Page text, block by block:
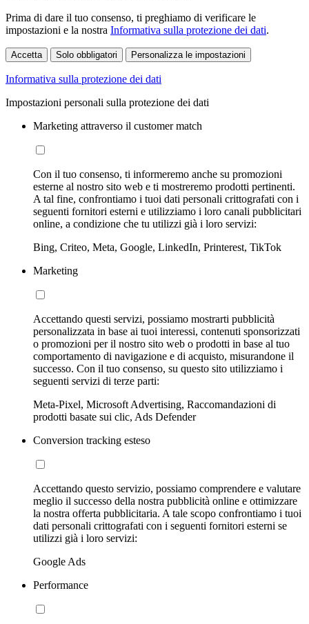
Prima di dare il tuo consenso, ti preghiamo di verificare le
impostazioni e la nostra Informativa sulla protezione dei dati.
Accetta Solo obbligatori Personalizza le impostazioni
Informativa sulla protezione dei dati
Impostazioni personali sulla protezione dei dati
Marketing attraverso il customer match
Con il tuo consenso, ti informeremo anche su promozioni
esterne al nostro sito web e ti mostreremo prodotti pertinenti.
A tal fine, confrontiamo i tuoi dati personali crittografati con i
seguenti fornitori esterni e utilizziamo i loro canali pubblicitari
online, a condizione che tu utilizzi già i loro servizi:
Bing, Criteo, Meta, Google, LinkedIn, Printerest, TikTok
Marketing
Accettando questi servizi, possiamo mostrarti pubblicità
personalizzata in base ai tuoi interessi, contenuti sponsorizzati
o promozioni per il nostro sito web o prodotti in base al tuo
comportamento di navigazione e di acquisto, misurandone il
successo. Con il tuo consenso, su questo sito utilizziamo i
seguenti servizi di terze parti:
Meta-Pixel, Microsoft Advertising, Raccomandazioni di
prodotti basate sui clic, Ads Defender
Conversion tracking esteso
Accettando questo servizio, possiamo comprendere e valutare
meglio il successo della nostra pubblicità online e ottimizzare
la nostra offerta pubblicitaria. A tale scopo confrontiamo i tuoi
dati personali crittografati con i seguenti fornitori esterni se
utilizzi già i loro servizi:
Google Ads
Performance